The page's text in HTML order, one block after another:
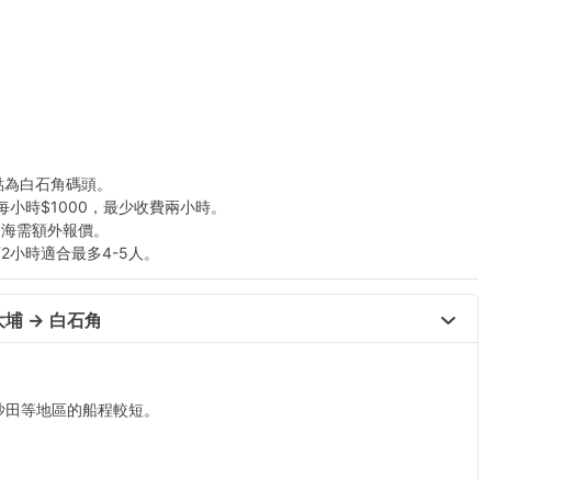
白石角碼頭。
時$1000，最少收費兩小時。
需額外報價。
時適合最多4-5人。
埔 → 白石角
等地區的船程較短。